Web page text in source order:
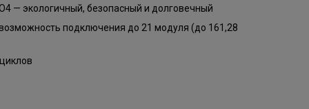
— экологичный, безопасный и долговечный
подключения до 21 модуля (до 161,28